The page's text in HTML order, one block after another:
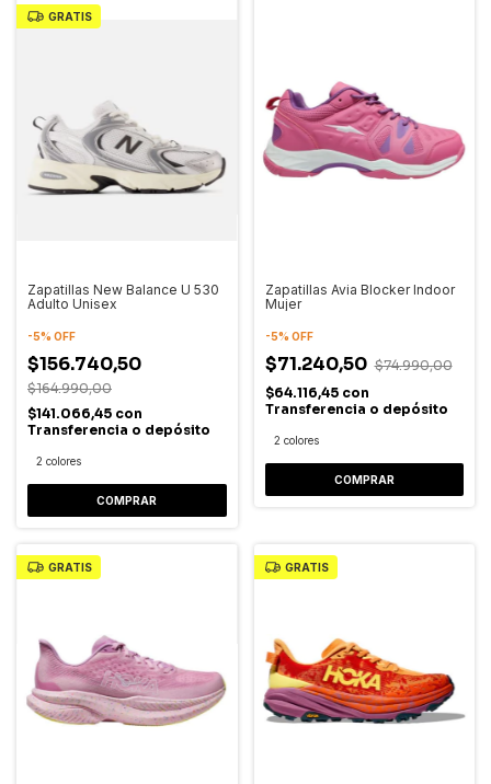
GRATIS
Zapatillas New Balance U 530
Adulto Unisex
-5% OFF
$156.740,50
$164.990,00
$141.066,45 con
Transferencia o depósito
2 colores
COMPRAR
Zapatillas Avia Blocker Indoor
Mujer
-5% OFF
$71.240,50 $74.990,00
$64.116,45 con
Transferencia o depósito
2 colores
COMPRAR
GRATIS GRATIS